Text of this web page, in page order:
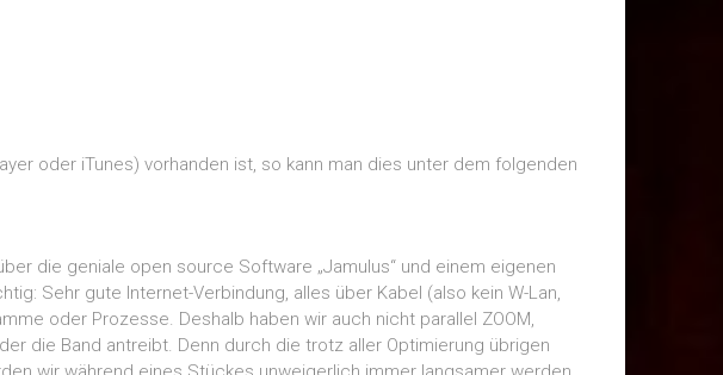
oder iTunes) vorhanden ist, so kann man dies unter dem folgenden
die geniale open source Software „Jamulus“ und einem eigenen
Sehr gute Internet-Verbindung, alles über Kabel (also kein W-Lan,
oder Prozesse. Deshalb haben wir auch nicht parallel ZOOM,
die Band antreibt. Denn durch die trotz aller Optimierung übrigen